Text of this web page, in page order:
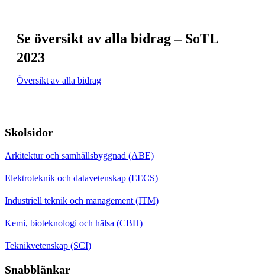
Se översikt av alla bidrag – SoTL
2023
Översikt av alla bidrag
Skolsidor
Arkitektur och samhällsbyggnad (ABE)
Elektroteknik och datavetenskap (EECS)
Industriell teknik och management (ITM)
Kemi, bioteknologi och hälsa (CBH)
Teknikvetenskap (SCI)
Snabblänkar